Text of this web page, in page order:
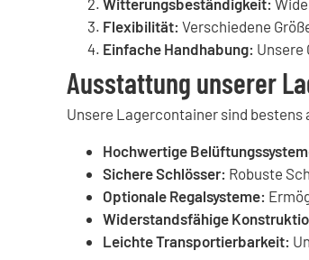
Witterungsbeständigkeit:
Flexibilität: Verschiedene
Einfache Handhabung: Unsere
Ausstattung unserer
Unsere Lagercontainer sind
Hochwertige
Sichere Schlösser: Robuste
Optionale Regalsysteme:
Widerstandsfähige
Leichte Transportierbarkeit: